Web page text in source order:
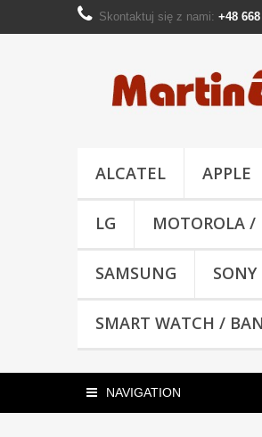
Skontaktuj się z nami: +48
ALCATEL APPLE
LG MOTOROLA /
SAMSUNG SONY
SMART WATCH /
NAVIGATION